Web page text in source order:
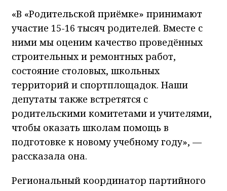
«В «Родительской приёмке» принимают
участие 15-16 тысяч родителей. Вместе с
ними мы оценим качество проведённых
строительных и ремонтных работ,
состояние столовых, школьных
территорий и спортплощадок. Наши
депутаты также встретятся с
родительскими комитетами и учителями,
чтобы оказать школам помощь в
подготовке к новому учебному году», —
рассказала она.
Региональный координатор партийного